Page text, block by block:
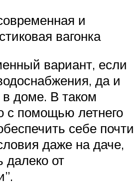
и
вагонка
вариант, если
да и
доме. В таком
с помощью летнего
себе почти
даже на даче,
далеко от